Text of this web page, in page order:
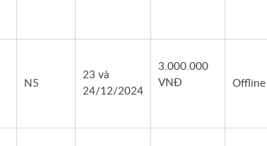
N5
23 và
24/12/2024
3.000.000
VNĐ
Offline